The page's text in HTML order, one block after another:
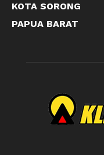
KOTA SORONG
PAPUA BARAT